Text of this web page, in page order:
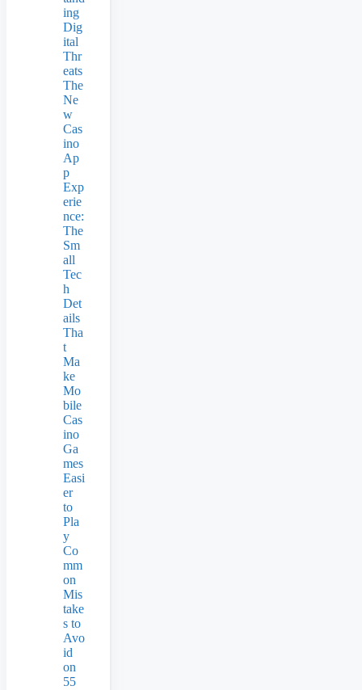
ing
Dig
ital
Thr
eats
The
Ne
w
Cas
ino
Ap
p
Exp
erie
nce:
The
Sm
all
Tec
h
Det
ails
Tha
t
Ma
ke
Mo
bile
Cas
ino
Ga
mes
Easi
er
to
Pla
y
Co
mm
on
Mis
take
s to
Avo
id
on
55